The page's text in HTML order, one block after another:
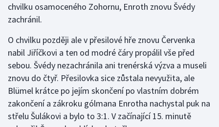
Volejbal
chvilku osamoceného Zohornu, Enroth znovu Švédy
zachránil.
O chvilku později ale v přesilové hře znovu Červenka
nabil Jiříčkovi a ten od modré čáry propálil vše před
sebou. Švédy nezachránila ani trenérská výzva a museli
znovu do čtyř. Přesilovka sice zůstala nevyužita, ale
Blümel krátce po jejím skončení po vlastním dobrém
zakončení a zákroku gólmana Enrotha nachystal puk na
střelu Šulákovi a bylo to 3:1. V začínající 15. minutě